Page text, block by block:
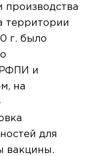
производства
территории
г. было
РФПИ и
на
для
вакцины.